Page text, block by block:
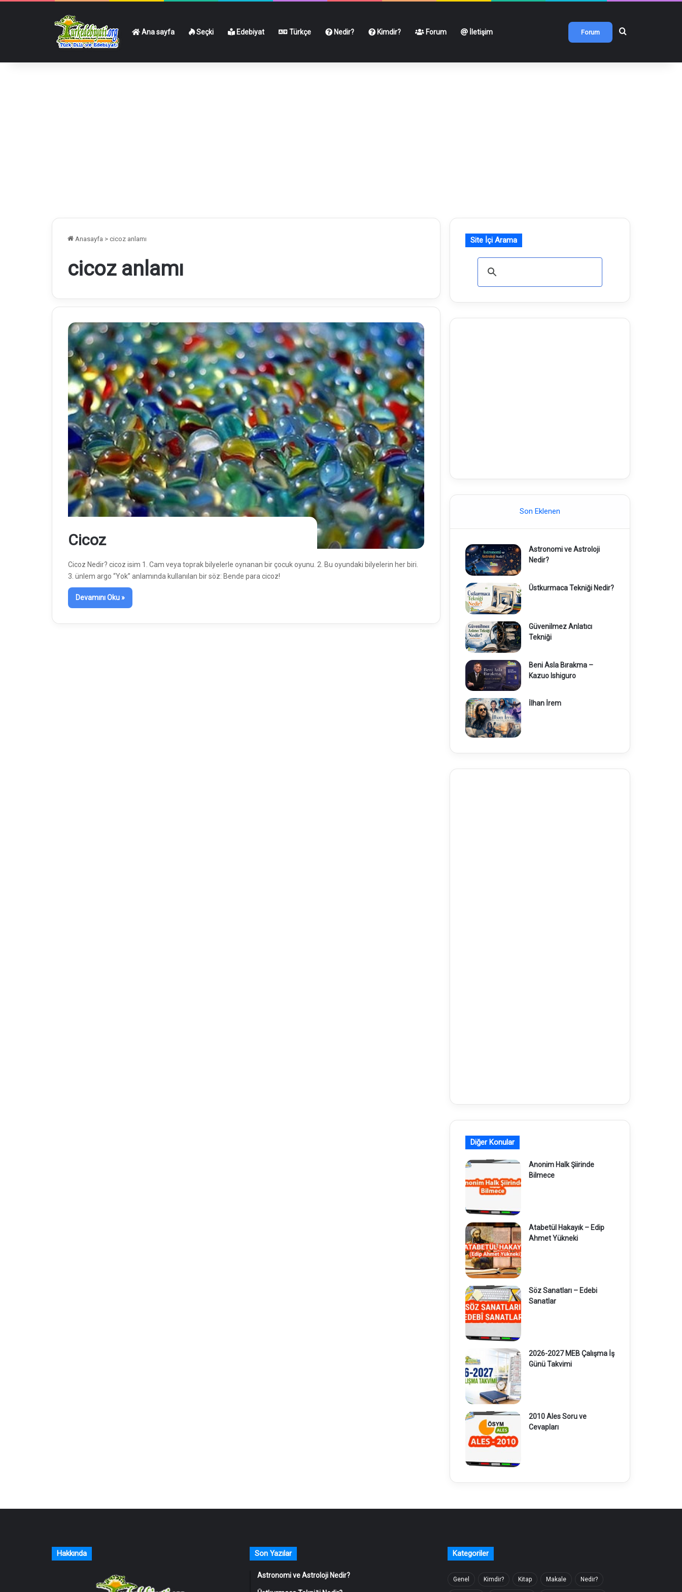
Ana sayfa Seçki Edebiyat Türkçe Nedir? Kimdir? Forum İletişim Forum Arama yap ...
Anasayfa > cicoz anlamı
cicoz anlamı
Cicoz
Cicoz Nedir? cicoz isim 1. Cam veya toprak bilyelerle oynanan bir çocuk oyunu. 2. Bu oyundaki bilyelerin her biri.
3. ünlem argo “Yok” anlamında kullanılan bir söz: Bende para cicoz!
Devamını Oku »
Site İçi Arama
Son Eklenen
Astronomi ve Astroloji
Nedir?
Üstkurmaca Tekniği Nedir?
Güvenilmez Anlatıcı
Tekniği
Beni Asla Bırakma –
Kazuo Ishiguro
İlhan İrem
Diğer Konular
Anonim Halk Şiirinde
Bilmece
Atabetül Hakayık – Edip
Ahmet Yükneki
Söz Sanatları – Edebi
Sanatlar
2026-2027 MEB Çalışma İş
Günü Takvimi
2010 Ales Soru ve
Cevapları
Hakkında Son Yazılar
Astronomi ve Astroloji Nedir?
Kategoriler
Genel Kimdir? Kitap Makale Nedir?